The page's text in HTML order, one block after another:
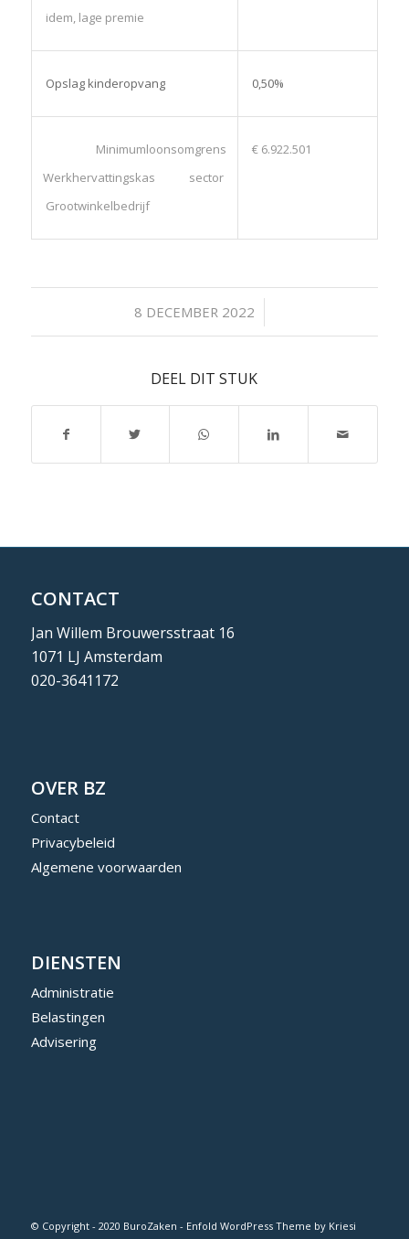
idem, lage premie
Opslag kinderopvang 0,50%
Minimumloonsomgrens
Werkhervattingskas sector
Grootwinkelbedrijf
€ 6.922.501
8 DECEMBER 2022
/
DEEL DIT STUK
CONTACT
Jan Willem Brouwersstraat 16
1071 LJ Amsterdam
020-3641172
OVER BZ
Contact
Privacybeleid
Algemene voorwaarden
DIENSTEN
Administratie
Belastingen
Advisering
© Copyright - 2020 BuroZaken - Enfold WordPress Theme by Kriesi